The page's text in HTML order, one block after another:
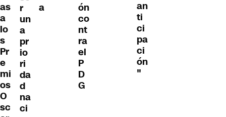
as
a
lo
s
Pr
e
mi
os
O
sc
r
un
a
pr
io
ri
da
d
na
ci
a
ón
co
nt
ra
el
P
D
G
an
ti
ci
pa
ci
ón
"